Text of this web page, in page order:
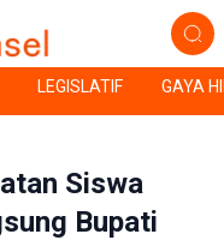
LEGISLATIF GAYA
Siswa
Bupati